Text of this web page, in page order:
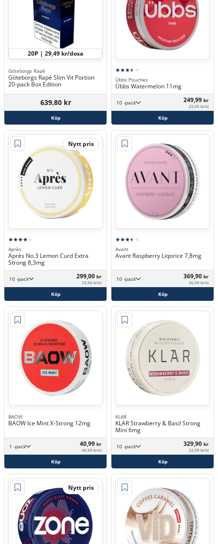
20P | 29,49 kr/dosa
Göteborgs Rapé
Göteborgs Rapé Slim Vit Portion
20-pack Box Edition
639,80 kr
Köp
Übbs Pouches
Übbs Watermelon 11mg
10 -pack 249,99 kr
25,00 kr/st
Köp
Nytt pris
Après
Après No.3 Lemon Curd Extra
Strong 8,3mg
10 -pack 299,00 kr
29,90 kr/st
Köp
Avant
Avant Raspberry Liqorice 7,8mg
10 -pack 369,90 kr
36,99 kr/st
Köp
BAOW
BAOW Ice Mint X-Strong 12mg
1 -pack 40,99 kr
40,99 kr/st
Köp
KLAR
KLAR Strawberry & Basil Strong
Mini 6mg
10 -pack 329,90 kr
32,99 kr/st
Köp
Nytt pris